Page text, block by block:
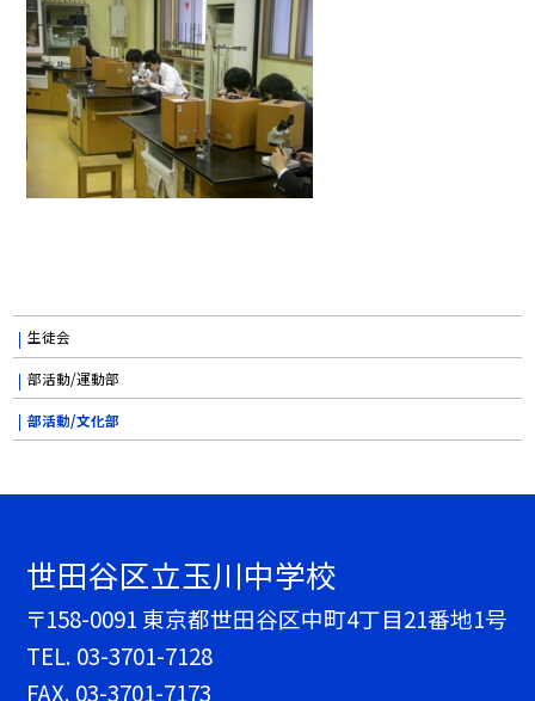
生徒会
部活動/運動部
部活動/文化部
世田谷区立玉川中学校
〒158-0091 東京都世田谷区中町4丁目21番地1号
TEL. 03-3701-7128
FAX. 03-3701-7173